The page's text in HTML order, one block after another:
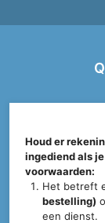
Houd er
ingediend als
voorwaarden:
Het betreft
bestelling)
een dienst.